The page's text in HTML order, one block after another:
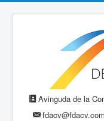
Avinguda de la
fdacv@fdacv.com